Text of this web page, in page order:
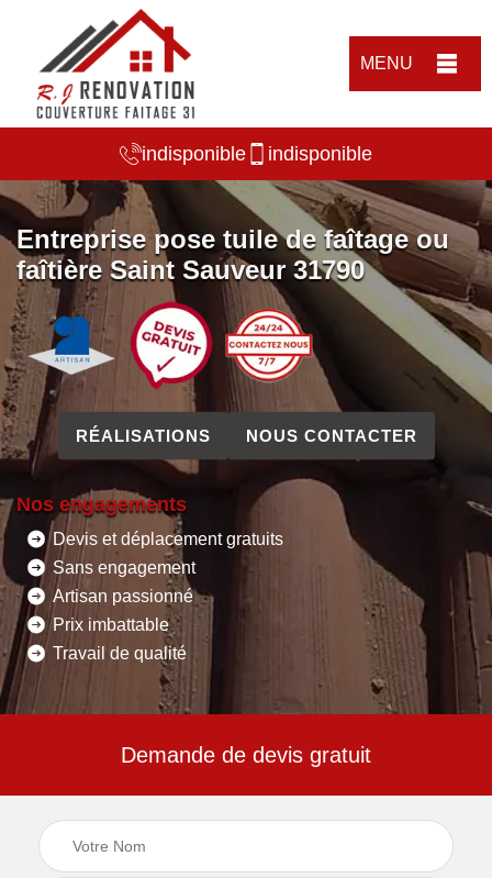
MENU
indisponible indisponible
Entreprise pose tuile de faîtage ou
faîtière Saint Sauveur 31790
RÉALISATIONS NOUS CONTACTER
Nos engagements
Devis et déplacement gratuits
Sans engagement
Artisan passionné
Prix imbattable
Travail de qualité
Demande de devis gratuit